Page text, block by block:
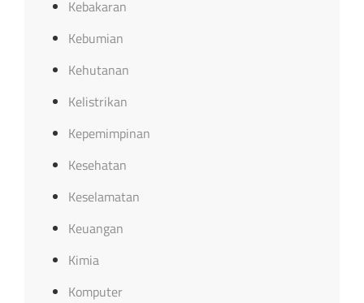
Kebakaran
Kebumian
Kehutanan
Kelistrikan
Kepemimpinan
Kesehatan
Keselamatan
Keuangan
Kimia
Komputer